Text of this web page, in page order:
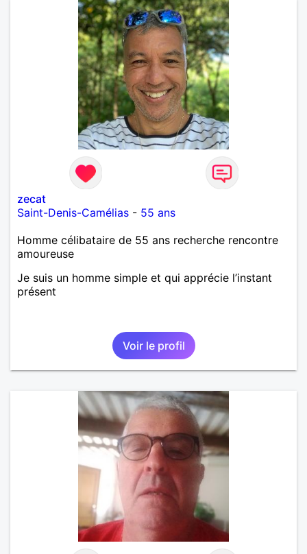
zecat
Saint-Denis-Camélias - 55 ans
Homme célibataire de 55 ans recherche rencontre
amoureuse
Je suis un homme simple et qui apprécie l’instant
présent
Voir le profil